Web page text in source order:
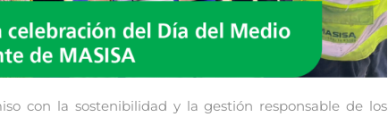
con la sostenibilidad y la gestión responsable de los